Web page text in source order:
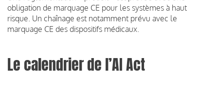
obligation de marquage CE pour les systèmes à haut
risque. Un chaînage est notamment prévu avec le
marquage CE des dispositifs médicaux.
Le calendrier de l’AI Act